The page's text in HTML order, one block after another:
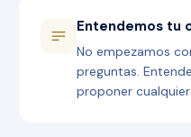
Entendemos tu
No empezamos
preguntas.
proponer